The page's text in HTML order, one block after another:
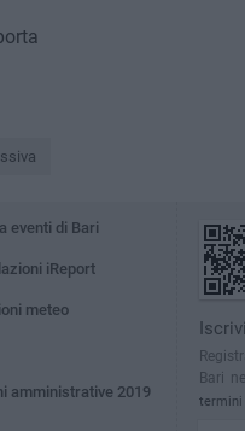
eventi di Bari
iReport
meteo
amministrative 2019
Bari
termini